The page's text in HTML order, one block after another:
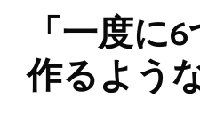
「一度に
作るよう